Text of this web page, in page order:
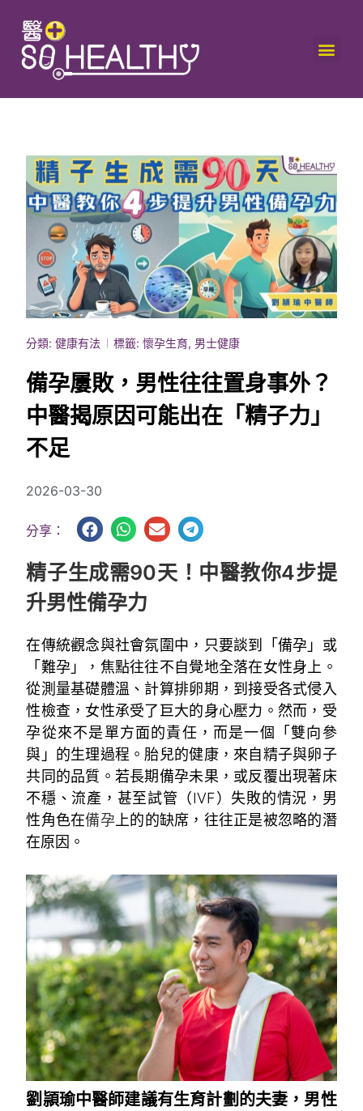
分類: 健康有法 標籤: 懷孕生育, 男士健康
備孕屢敗，男性往往置身事外？
中醫揭原因可能出在「精子力」
不足
2026-03-30
分享：
精子生成需90天！中醫教你4步提
升男性備孕力
在傳統觀念與社會氛圍中，只要談到「備孕」或
「難孕」，焦點往往不自覺地全落在女性身上。
從測量基礎體溫、計算排卵期，到接受各式侵入
性檢查，女性承受了巨大的身心壓力。然而，受
孕從來不是單方面的責任，而是一個「雙向參
與」的生理過程。胎兒的健康，來自精子與卵子
共同的品質。若長期備孕未果，或反覆出現著床
不穩、流產，甚至試管（IVF）失敗的情況，男
性角色在備孕上的的缺席，往往正是被忽略的潛
在原因。
劉頴瑜中醫師建議有生育計劃的夫妻，男性